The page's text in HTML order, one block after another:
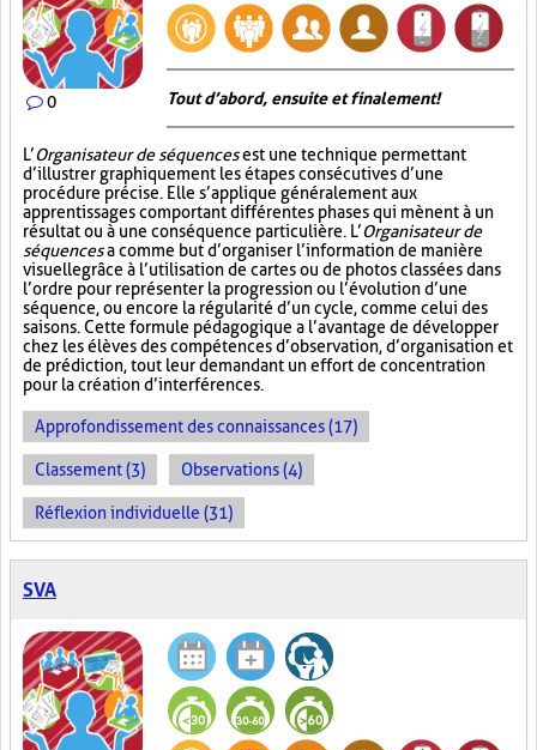
0 Tout d’abord, ensuite et finalement!
L’Organisateur de séquencesest une technique permettant
d’illustrer graphiquement les étapes consécutives d’une
procédure précise. Elle s’applique généralement aux
apprentissages comportant différentes phases qui mènent à un
résultat ou à une conséquence particulière. L’Organisateur de
séquencesa comme but d’organiser l’information de manière
visuellegrâce à l’utilisation de cartes ou de photos classées dans
l’ordre pour représenter la progression ou l’évolution d’une
séquence, ou encore la régularité d’un cycle, comme celui des
saisons. Cette formule pédagogique a l’avantage de développer
chez les élèves des compétences d’observation, d’organisation et
de prédiction, tout leur demandant un effort de concentration
pour la création d’interférences.
Approfondissement des connaissances (17)
Classement (3) Observations (4)
Réflexion individuelle (31)
SVA